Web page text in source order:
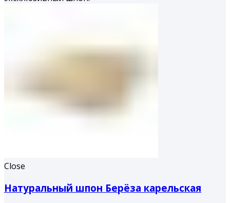
Close
Натуральный шпон Берёза карельская